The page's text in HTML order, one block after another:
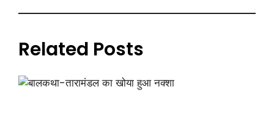
Related Posts